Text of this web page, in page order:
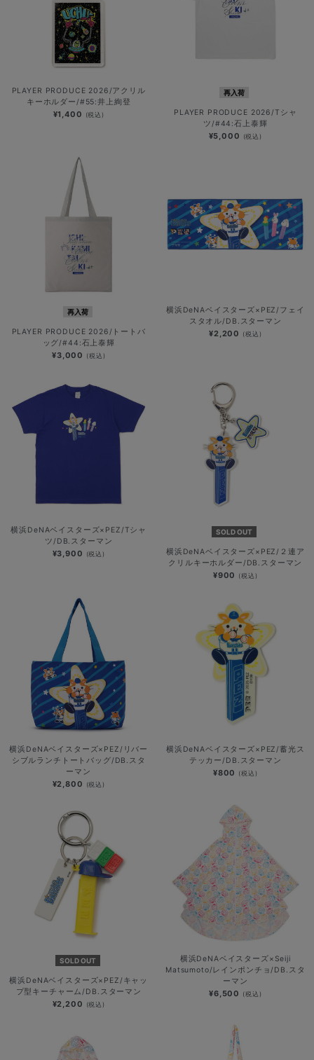
PLAYER PRODUCE 2026/アクリル
キーホルダー/#55:井上絢登
¥1,400 (税込)
再入荷
PLAYER PRODUCE 2026/Tシャ
ツ/#44:石上泰輝
¥5,000 (税込)
再入荷
PLAYER PRODUCE 2026/トートバ
ッグ/#44:石上泰輝
¥3,000 (税込)
横浜DeNAベイスターズ×PEZ/フェイ
スタオル/DB.スターマン
¥2,200 (税込)
横浜DeNAベイスターズ×PEZ/Tシャ
ツ/DB.スターマン
¥3,900 (税込)
SOLD OUT
横浜DeNAベイスターズ×PEZ/２連ア
クリルキーホルダー/DB.スターマン
¥900 (税込)
横浜DeNAベイスターズ×PEZ/リバー
シブルランチトートバッグ/DB.スタ
ーマン
¥2,800 (税込)
横浜DeNAベイスターズ×PEZ/蓄光ス
テッカー/DB.スターマン
¥800 (税込)
SOLD OUT
横浜DeNAベイスターズ×PEZ/キャッ
プ型キーチャーム/DB.スターマン
¥2,200 (税込)
横浜DeNAベイスターズ×Seiji
Matsumoto/レインポンチョ/DB.スタ
ーマン
¥6,500 (税込)